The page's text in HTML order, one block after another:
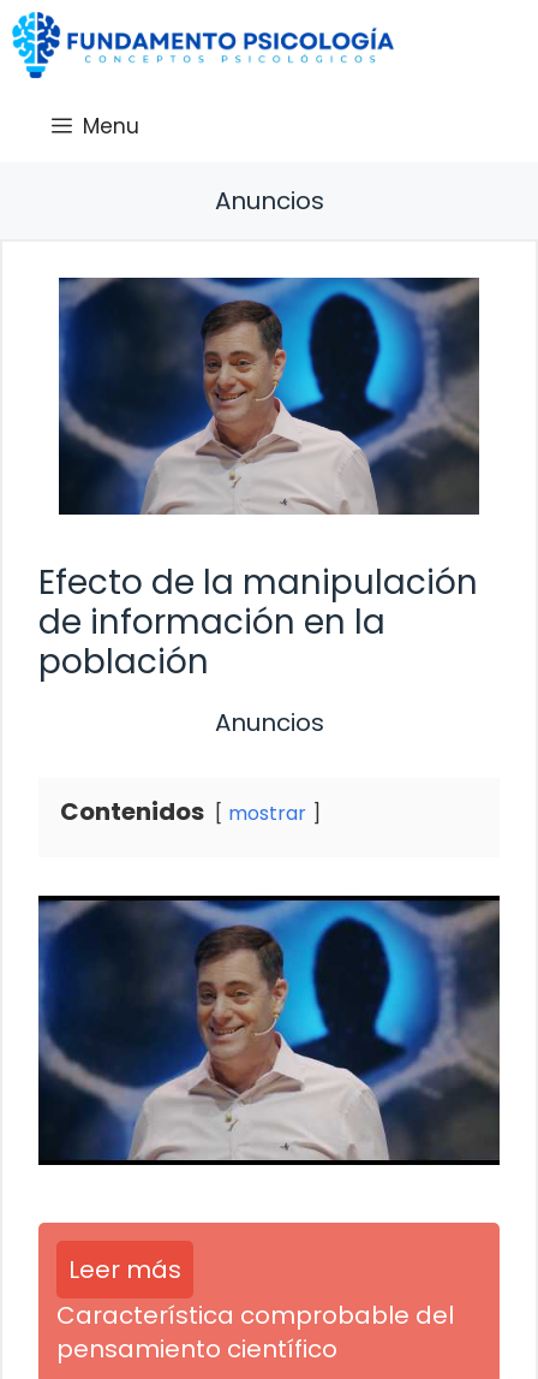
Saltar
al
contenido
Menu
Anuncios
Efecto de la manipulación
de información en la
población
Anuncios
Contenidos mostrar
Leer más
Característica comprobable del
pensamiento científico